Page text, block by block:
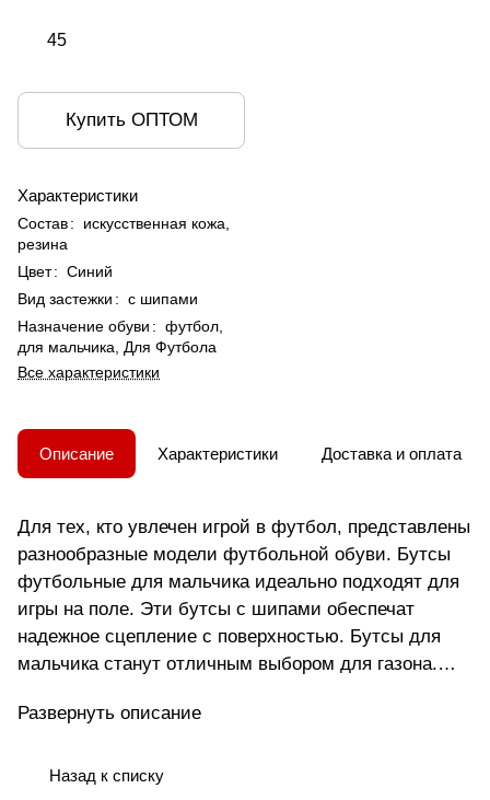
45
Купить ОПТОМ
Характеристики
Состав:
искусственная кожа,
резина
Цвет: Синий
Вид застежки : с шипами
Назначение обуви : футбол,
для мальчика, Для Футбола
Все характеристики
Описание Характеристики Доставка и оплата
Для тех, кто увлечен игрой в футбол, представлены
разнообразные модели футбольной обуви. Бутсы
футбольные для мальчика идеально подходят для
игры на поле. Эти бутсы с шипами обеспечат
надежное сцепление с поверхностью. Бутсы для
мальчика станут отличным выбором для газона.
Модель создана с учетом анатомических
удобной для мужчин разного возраста. Подошва
Развернуть описание
Назад к списку